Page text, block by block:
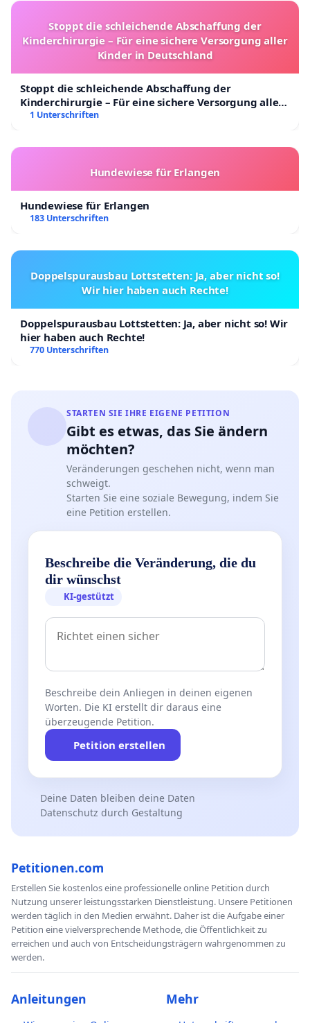
Stoppt die schleichende Abschaffung der
Kinderchirurgie – Für eine sichere Versorgung aller
Kinder in Deutschland
Stoppt die schleichende Abschaffung der
Kinderchirurgie – Für eine sichere Versorgung aller
Kinder in Deutschland
1 Unterschriften
Hundewiese für Erlangen
Hundewiese für Erlangen
183 Unterschriften
Doppelspurausbau Lottstetten: Ja, aber nicht so!
Wir hier haben auch Rechte!
Doppelspurausbau Lottstetten: Ja, aber nicht so! Wir
hier haben auch Rechte!
770 Unterschriften
STARTEN SIE IHRE EIGENE PETITION
Gibt es etwas, das Sie ändern
möchten?
Veränderungen geschehen nicht, wenn man
schweigt.
Starten Sie eine soziale Bewegung, indem Sie
eine Petition erstellen.
Beschreibe die Veränderung, die du
dir wünschst
KI-gestützt
Beschreibe dein Anliegen in deinen eigenen
Worten. Die KI erstellt dir daraus eine
überzeugende Petition.
Petition erstellen
Deine Daten bleiben deine Daten
Datenschutz durch Gestaltung
Petitionen.com
Erstellen Sie kostenlos eine professionelle online Petition durch
Nutzung unserer leistungsstarken Dienstleistung. Unsere Petitionen
werden täglich in den Medien erwähnt. Daher ist die Aufgabe einer
Petition eine vielversprechende Methode, die Öffentlichkeit zu
erreichen und auch von Entscheidungsträgern wahrgenommen zu
werden.
Anleitungen Mehr